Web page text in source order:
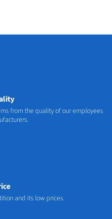
from the quality of our employees
and its low prices.